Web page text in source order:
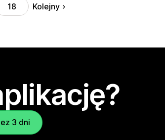
18 Kolejny
3 dni